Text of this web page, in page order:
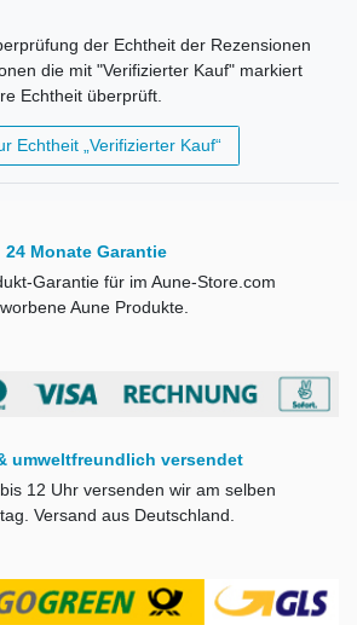
der Echtheit der Rezensionen
die mit "Verifizierter Kauf" markiert
Echtheit überprüft.
Echtheit „Verifizierter Kauf“
24 Monate Garantie
Garantie für im Aune-Store.com
Aune Produkte.
umweltfreundlich versendet
12 Uhr versenden wir am selben
Versand aus Deutschland.